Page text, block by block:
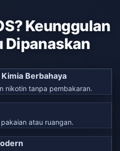
Keunggulan
Dipanaskan
Berbahaya
nikotin tanpa pembakaran.
atau ruangan.